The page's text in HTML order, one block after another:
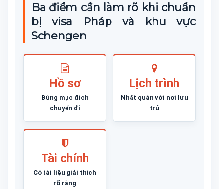
Ba điểm cần làm rõ khi chuẩn
bị visa Pháp và khu vực
Schengen
Hồ sơ
Đúng mục đích
chuyến đi
Lịch trình
Nhất quán với nơi lưu
trú
Tài chính
Có tài liệu giải thích
rõ ràng